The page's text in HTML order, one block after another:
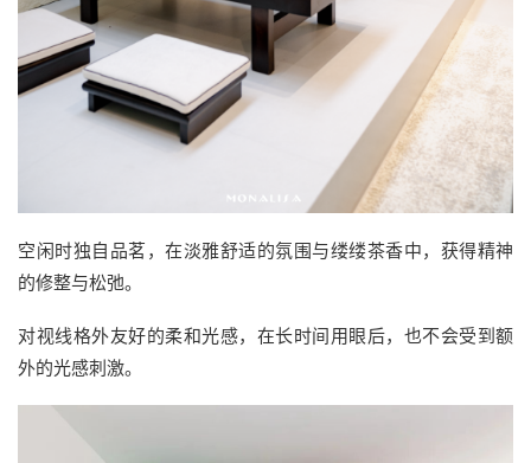
空闲时独自品茗，在淡雅舒适的氛围与缕缕茶香中，获得精神
的修整与松弛。
对视线格外友好的柔和光感，在长时间用眼后，也不会受到额
外的光感刺激。